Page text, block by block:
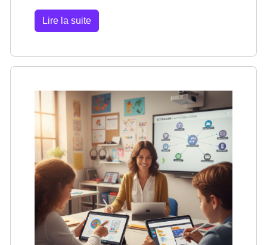
Lire la suite